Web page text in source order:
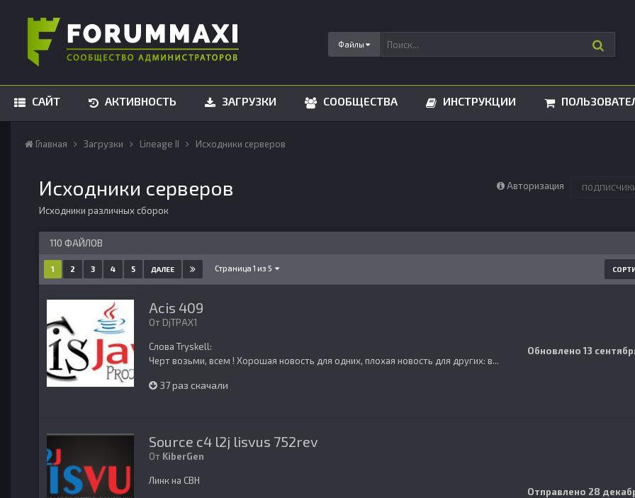
Файлы
САЙТ АКТИВНОСТЬ ЗАГРУЗКИ СООБЩЕСТВА ИНСТРУКЦИИ
Главная Загрузки Lineage II Исходники серверов
Исходники серверов Авторизация
Исходники различных сборок
110 ФАЙЛОВ
1 2 3 4 5 ДАЛЕЕ Страница 1 из 5
Acis 409
От DjTPAX1
Слова Tryskell:
Черт возьми, всем ! Хорошая новость для одних, плохая новость для других: в...
37 раз скачали
Обновлено13
Source с4 l2j lisvus 752rev
От KiberGen
Линк на СВН
Отправлено 28